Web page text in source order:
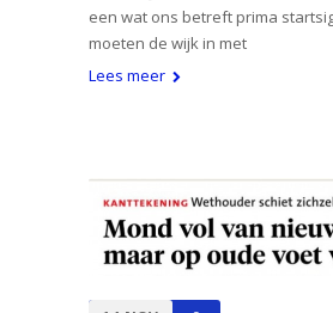
een wat ons betreft prima
moeten de wijk in met
Lees meer